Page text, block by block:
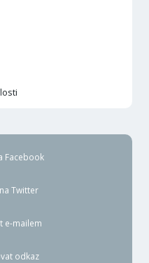
Facebook
Twitter
e-mailem
odkaz